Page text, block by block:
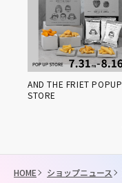
AND THE FRIET POPUP
STORE
HOME ショップニュース